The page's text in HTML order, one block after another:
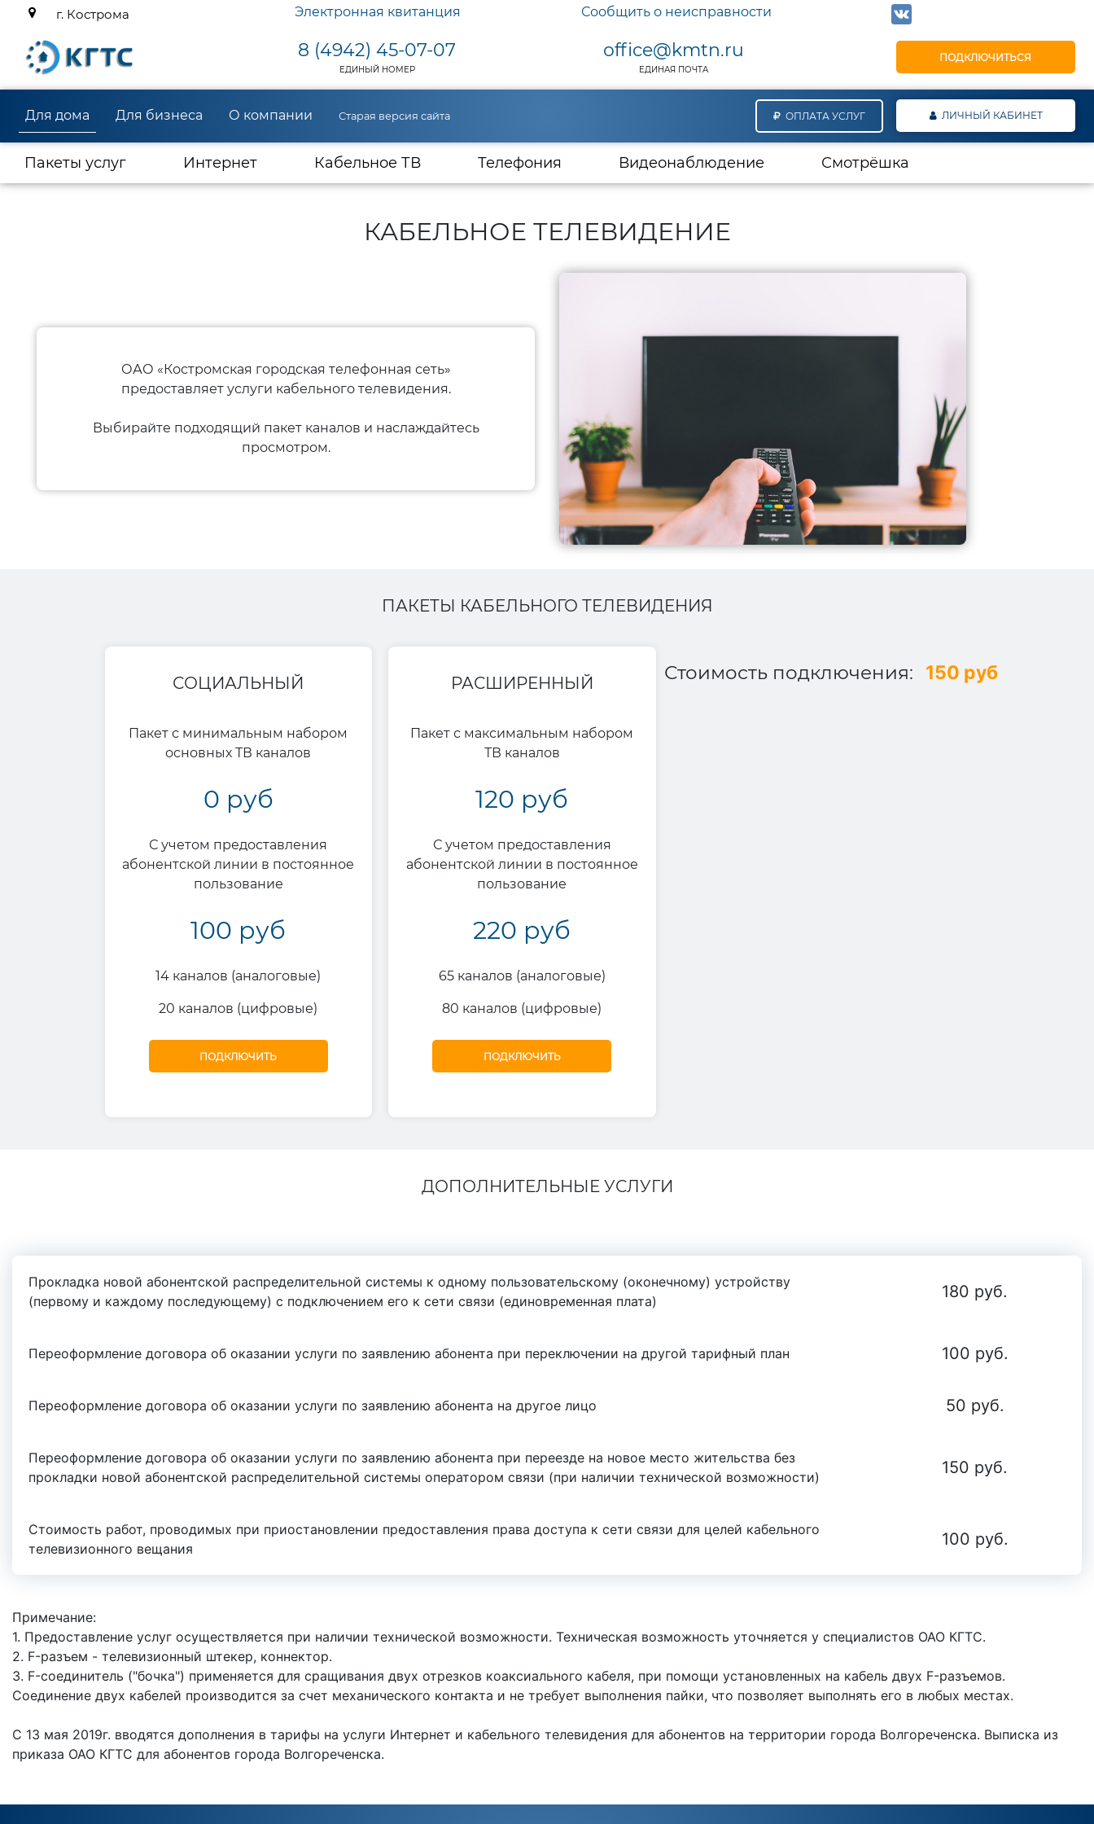
г. Кострома Электронная квитанция Сообщить о неисправности
8 (4942) 45-07-07
ЕДИНЫЙ НОМЕР
office@kmtn.ru
ЕДИНАЯ ПОЧТА
ПОДКЛЮЧИТЬСЯ
Для дома Для бизнеса О компании Старая версия сайта ОПЛАТА УСЛУГ ЛИЧНЫЙ КАБИНЕТ
Пакеты услуг Интернет(current)Кабельное ТВ Телефония Видеонаблюдение Смотрёшка
КАБЕЛЬНОЕ ТЕЛЕВИДЕНИЕ
ОАО «Костромская городская телефонная сеть»
предоставляет услуги кабельного телевидения.
Выбирайте подходящий пакет каналов и наслаждайтесь
просмотром.
ПАКЕТЫ КАБЕЛЬНОГО ТЕЛЕВИДЕНИЯ
СОЦИАЛЬНЫЙ
Пакет с минимальным набором
основных ТВ каналов
0 руб
С учетом предоставления
абонентской линии в постоянное
пользование
100 руб
14 каналов (аналоговые)
20 каналов (цифровые)
ПОДКЛЮЧИТЬ
РАСШИРЕННЫЙ
Пакет с максимальным набором
ТВ каналов
120 руб
С учетом предоставления
абонентской линии в постоянное
пользование
220 руб
65 каналов (аналоговые)
80 каналов (цифровые)
ПОДКЛЮЧИТЬ
Стоимость подключения: 150 руб
ДОПОЛНИТЕЛЬНЫЕ УСЛУГИ
Прокладка новой абонентской распределительной системы к одному пользовательскому (оконечному) устройству
(первому и каждому последующему) с подключением его к сети связи (единовременная плата)
180 руб.
Переоформление договора об оказании услуги по заявлению абонента при переключении на другой тарифный план 100 руб.
Переоформление договора об оказании услуги по заявлению абонента на другое лицо 50 руб.
Переоформление договора об оказании услуги по заявлению абонента при переезде на новое место жительства без
прокладки новой абонентской распределительной системы оператором связи (при наличии технической возможности)
150 руб.
Стоимость работ, проводимых при приостановлении предоставления права доступа к сети связи для целей кабельного
телевизионного вещания
100 руб.
Примечание:
1. Предоставление услуг осуществляется при наличии технической возможности. Техническая возможность уточняется у специалистов ОАО КГТС.
2. F-разъем - телевизионный штекер, коннектор.
3. F-соединитель ("бочка") применяется для сращивания двух отрезков коаксиального кабеля, при помощи установленных на кабель двух F-разъемов.
Соединение двух кабелей производится за счет механического контакта и не требует выполнения пайки, что позволяет выполнять его в любых местах.
С 13 мая 2019г. вводятся дополнения в тарифы на услуги Интернет и кабельного телевидения для абонентов на территории города Волгореченска. Выписка из
приказа ОАО КГТС для абонентов города Волгореченска.